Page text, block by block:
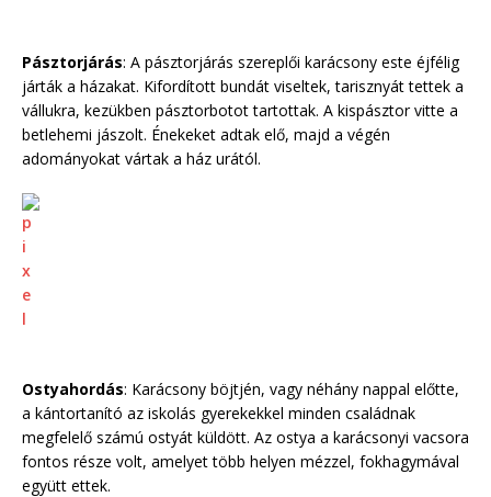
Pásztorjárás: A pásztorjárás szereplői karácsony este éjfélig
járták a házakat. Kifordított bundát viseltek, tarisznyát tettek a
vállukra, kezükben pásztorbotot tartottak. A kispásztor vitte a
betlehemi jászolt. Énekeket adtak elő, majd a végén
adományokat vártak a ház urától.
Ostyahordás: Karácsony böjtjén, vagy néhány nappal előtte,
a kántortanító az iskolás gyerekekkel minden családnak
megfelelő számú ostyát küldött. Az ostya a karácsonyi vacsora
fontos része volt, amelyet több helyen mézzel, fokhagymával
együtt ettek.